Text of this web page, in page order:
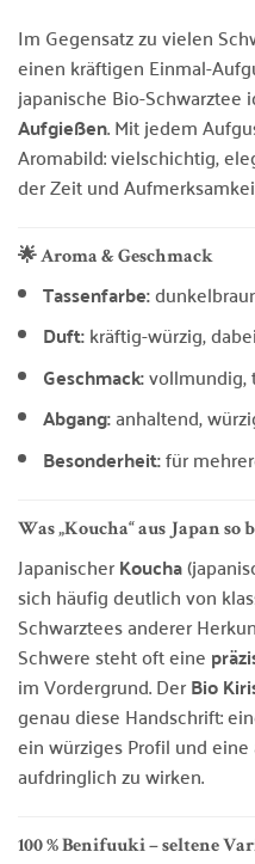
Im Gegensatz zu vielen
einen kräftigen Einmal-
japanische Bio-Schwarztee
Aufgießen. Mit jedem
Aromabild: vielschichtig,
der Zeit und
🌟 Aroma & Geschmack
Tassenfarbe:
Duft:kräftig-würzig,
Geschmack:vollmundig,
Abgang:anhaltend,
Besonderheit:für
Was „Koucha“ aus Japan so
JapanischerKoucha
sich häufig deutlich von
Schwarztees anderer
Schwere steht oft eine
im Vordergrund. DerBio
genau diese Handschrift:
ein würziges Profil und
aufdringlich zu wirken.
100 % Benifuuki – seltene